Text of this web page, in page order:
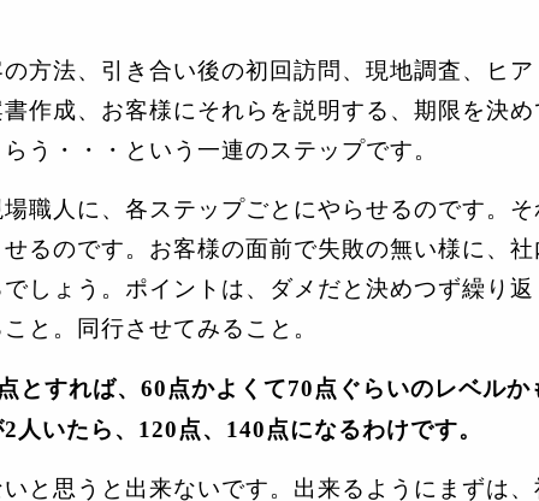
方法、引き合い後の初回訪問、現地調査、ヒ
作成、お客様にそれらを説明する、期限を決
う・・・という一連のステップです。
職人に、各ステップごとにやらせるのです。
るのです。お客様の面前で失敗の無い様に、
しょう。ポイントは、ダメだと決めつず繰り
と。同行させてみること。
とすれば、 60点かよくて70点ぐらいのレベル
2 人いたら、 120点、 140点になるわけです。
と思うと出来ないです。出来るようにまずは、